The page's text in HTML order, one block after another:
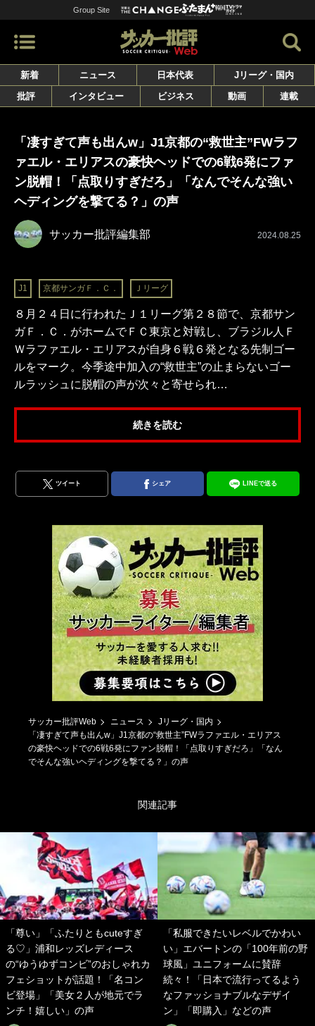
Group Site
新着 ニュース 日本代表
Jリーグ・国内
批評
インタビュー ビジネス 動画 連載
「凄すぎて声も出んw」J1京都の“救世主”FWラフ
ァエル・エリアスの豪快ヘッドでの6戦6発にファ
ン脱帽！「点取りすぎだろ」「なんでそんな強い
ヘディングを撃てる？」の声
サッカー批評編集部 2024.08.25
J1 京都サンガＦ．Ｃ． Ｊリーグ
８月２４日に行われたＪ１リーグ第２８節で、京都サン
ガＦ．Ｃ．がホームでＦＣ東京と対戦し、ブラジル人Ｆ
Ｗラファエル・エリアスが自身６戦６発となる先制ゴー
ルをマーク。今季途中加入の“救世主”の止まらないゴー
ルラッシュに脱帽の声が次々と寄せられ…
続きを読む
ツイート シェア LINEで送る
サッカー批評Web ニュース
Jリーグ・国内
「凄すぎて声も出んw」J1京都の“救世主”FWラファエル・エリアス
の豪快ヘッドでの6戦6発にファン脱帽！「点取りすぎだろ」「なん
でそんな強いヘディングを撃てる？」の声
関連記事
「尊い」「ふたりともcuteすぎ
る♡」浦和レッズレディース
の“ゆうゆずコンビ”のおしゃれカ
フェショットが話題！「名コン
ビ登場」「美女２人が地元でラ
ンチ！嬉しい」の声
「私服できたいレベルでかわい
い」エバートンの「100年前の野
球風」ユニフォームに賛辞
続々！「日本で流行ってるよう
なファッショナブルなデザイ
ン」「即購入」などの声